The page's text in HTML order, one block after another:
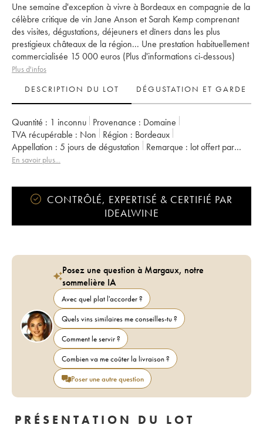
Une semaine d'exception à vivre à Bordeaux en compagnie de la
célèbre critique de vin Jane Anson et Sarah Kemp comprenant
des visites, dégustations, déjeuners et dîners dans les plus
prestigieux châteaux de la région... Une prestation habituellement
commercialisée 15 000 euros (Plus d'informations ci-dessous)
Plus d'infos
DESCRIPTION DU LOT
DÉGUSTATION ET GARDE
Quantité : 1 inconnu Provenance :
domaine
TVA récupérable :
non Région :
Bordeaux
Appellation :
5 jours de dégustation Remarque : lot offert par
Jane Anson. Vente caritative au profit de l'association Ukraine
intégralement reversé.
En savoir plus...
CONTRÔLÉ, EXPERTISÉ & CERTIFIÉ PAR
IDEALWINE
Posez une question à Margaux, notre
sommelière IA
Avec quel plat l'accorder ?
Quels vins similaires me conseilles-tu ?
Comment le servir ?
Combien va me coûter la livraison ?
Poser une autre question
PRÉSENTATION DU LOT